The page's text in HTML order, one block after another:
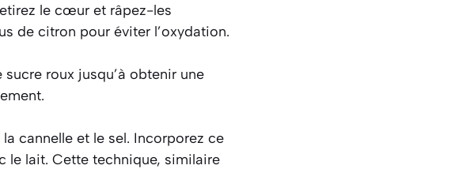
le cœur et râpez-les
de citron pour éviter l’oxydation.
roux jusqu’à obtenir une
cannelle et le sel. Incorporez ce
le lait. Cette technique, similaire